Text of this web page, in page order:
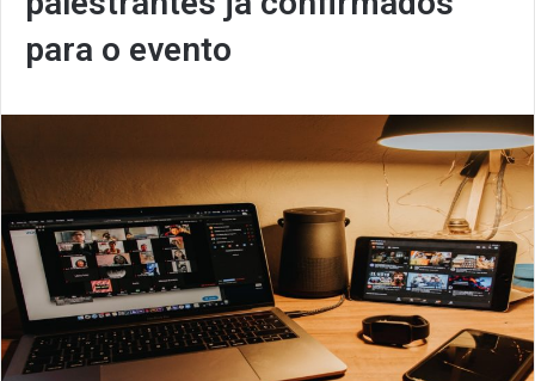
para o evento